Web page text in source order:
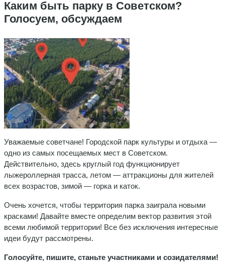
Каким быть парку в Советском?
Голосуем, обсуждаем
Уважаемые советчане! Городской парк культуры и отдыха —
одно из самых посещаемых мест в Советском.
Действительно, здесь круглый год функционирует
лыжероллерная трасса, летом — аттракционы для жителей
всех возрастов, зимой — горка и каток.
Очень хочется, чтобы территория парка заиграла новыми
красками! Давайте вместе определим вектор развития этой
всеми любимой территории! Все без исключения интересные
идеи будут рассмотрены.
Голосуйте, пишите, станьте участниками и созидателями!